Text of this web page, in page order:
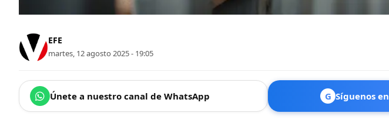
EFE
martes, 12 agosto 2025 - 19:05
Únete a nuestro canal de WhatsApp G Síguenos